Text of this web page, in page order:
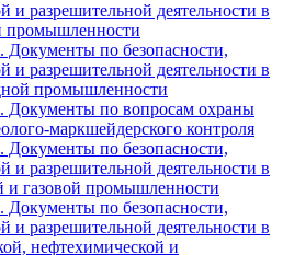
и разрешительной деятельности в
промышленности
Документы по безопасности,
и разрешительной деятельности в
промышленности
Документы по вопросам охраны
маркшейдерского контроля
Документы по безопасности,
и разрешительной деятельности в
и газовой промышленности
Документы по безопасности,
и разрешительной деятельности в
нефтехимической и